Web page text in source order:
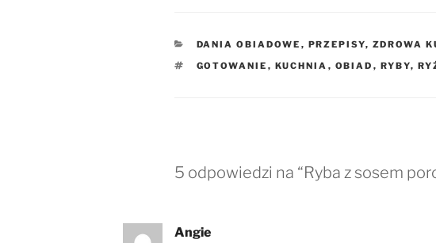
KATEGORIE
DANIA OBIADOWE , PRZEPISY, ZDROWA
TAGI
GOTOWANIE , KUCHNIA , OBIAD , RYBY,
5 odpowiedzi na “Ryba z sosem
Angie